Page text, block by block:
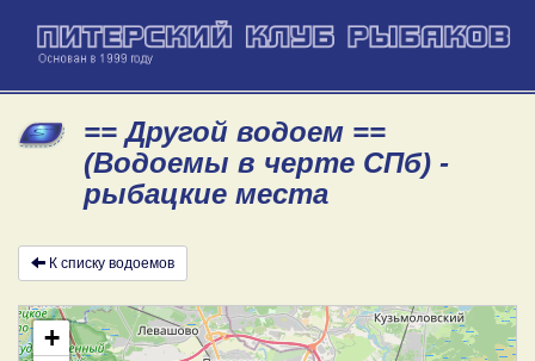
== Другой водоем ==
(Водоемы в черте СПб) -
рыбацкие места
К списку водоемов
+